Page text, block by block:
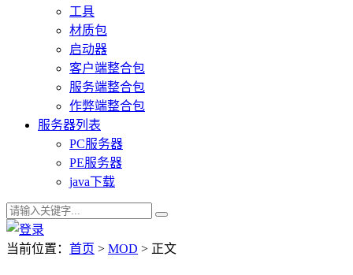
工具
材质包
启动器
客户端整合包
服务端整合包
作弊端整合包
服务器列表
PC服务器
PE服务器
java下载
当前位置： 首页 > MOD > 正文